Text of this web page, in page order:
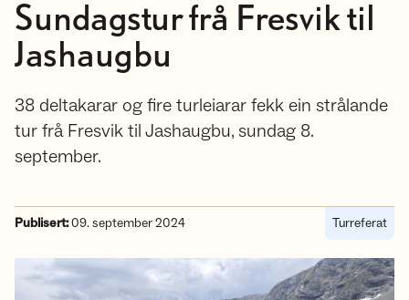
Sundagstur frå Fresvik til
Jashaugbu
38 deltakarar og fire turleiarar fekk ein strålande
tur frå Fresvik til Jashaugbu, sundag 8.
september.
Publisert:09. september 2024 Turreferat